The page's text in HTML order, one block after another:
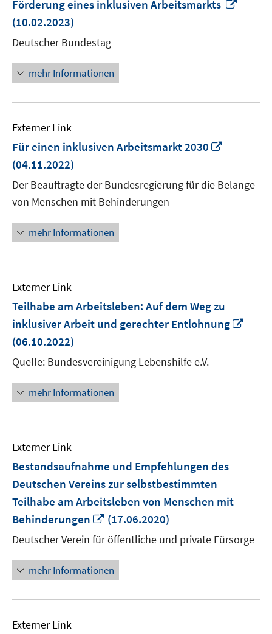
Förderung eines inklusiven Arbeitsmarkts
(10.02.2023)
Deutscher Bundestag
mehr Informationen
Externer Link
Für einen inklusiven Arbeitsmarkt 2030
öffnen
(04.11.2022)
Der Beauftragte der Bundesregierung für die Belange
von Menschen mit Behinderungen
mehr Informationen
Externer Link
Teilhabe am Arbeitsleben: Auf dem Weg zu
inklusiver Arbeit und gerechter Entlohnung
(06.10.2022)
Quelle: Bundesvereinigung Lebenshilfe e.V.
mehr Informationen
Externer Link
Bestandsaufnahme und Empfehlungen des
Deutschen Vereins zur selbstbestimmten
Teilhabe am Arbeitsleben von Menschen mit
Behinderungen
In
neuem
Fenster
öffnen
(17.06.2020)
Deutscher Verein für öffentliche und private Fürsorge
mehr Informationen
Externer Link